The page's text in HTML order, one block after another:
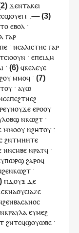
ϫⲉⲛⲧⲁⲕⲉⲓ
ⲥϣⲟⲩⲉⲓⲧ :—
ⲉⲃⲟⲗ ·
ⲅⲁⲣ
ⲡⲉ · ⲛⲥⲁⲗⲓⲥⲧⲏⲥ ⲅⲁⲣ
ⲧⲥⲓⲟⲟⲩⲛ · ⲉⲡⲉⲓⲇⲏ
· ϥⲕⲉⲗⲉⲩⲉ
ⲙⲙⲟϥ ·
· ⲁⲩⲱ
ⲥⲉⲡⲉϩⲧⲛⲉϩ
ⲩⲛⲟⲩϫⲉ ⲉⲣⲟⲟⲩ
ⲗⲟⲃϣ ⲛⲕⲱϩⲧ ·
ⲙⲙⲟⲟⲩ ⲛϩⲏⲧⲟⲩ :
ϩⲛⲧⲙⲏⲏⲧⲉ
ⲛⲛⲥⲏⲃⲉ ⲛⲣⲁⲧϥ ·
ⲩⲡⲱⲣϣ ϩⲁⲣⲟϥ
ϩⲉⲛⲕⲱϩⲧ ·
ⲡⲇⲟⲩⲝ ⲇⲉ
ⲕⲛⲁⲑⲩⲥⲓⲁⲍⲉ
ϩⲉⲛⲃⲁⲥⲁⲛⲟⲥ
ⲕⲣⲁⲩⲗⲁⲉⲩⲙⲉϩ
ϩⲛⲧⲉϥϣⲟⲩⲱⲃⲉ ·